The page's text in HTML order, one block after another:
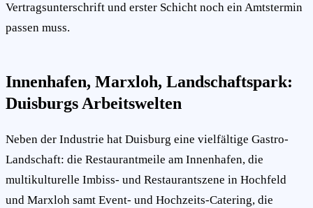
Vertragsunterschrift und erster Schicht noch ein Amtstermin
passen muss.
Innenhafen, Marxloh, Landschaftspark:
Duisburgs Arbeitswelten
Neben der Industrie hat Duisburg eine vielfältige Gastro-
Landschaft: die Restaurantmeile am Innenhafen, die
multikulturelle Imbiss- und Restaurantszene in Hochfeld
und Marxloh samt Event- und Hochzeits-Catering, die